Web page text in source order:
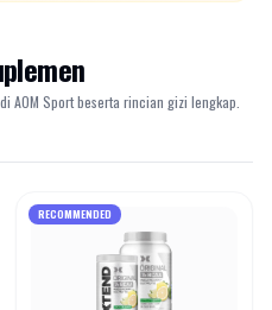
AOM Sport beserta rincian gizi lengkap.
RECOMMENDED